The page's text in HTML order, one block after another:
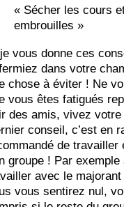
« Sécher les cours
embrouilles »
vous donne ces
dans votre
chose à éviter ! Ne
vous êtes fatigués
des amis, vivez
conseil, c’est en
de
groupe ! Par
avec le
vous sentirez nul,